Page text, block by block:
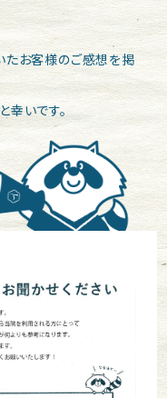
たお客様のご感想を掲
いです。